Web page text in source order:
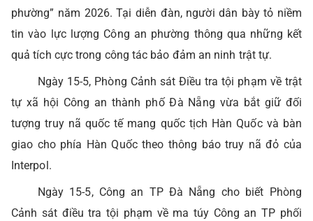
phường” năm 2026. Tại diễn đàn, người dân bày tỏ niềm
tin vào lực lượng Công an phường thông qua những kết
quả tích cực trong công tác bảo đảm an ninh trật tự.
Ngày 15-5, Phòng Cảnh sát Điều tra tội phạm về trật
tự xã hội Công an thành phố Đà Nẵng vừa bắt giữ đối
tượng truy nã quốc tế mang quốc tịch Hàn Quốc và bàn
giao cho phía Hàn Quốc theo thông báo truy nã đỏ của
Interpol.
Ngày 15-5, Công an TP Đà Nẵng cho biết Phòng
Cảnh sát điều tra tội phạm về ma túy Công an TP phối